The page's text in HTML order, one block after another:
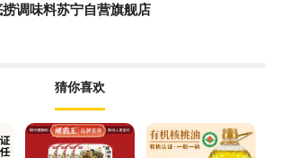
调味料苏宁自营旗舰店
猜你喜欢